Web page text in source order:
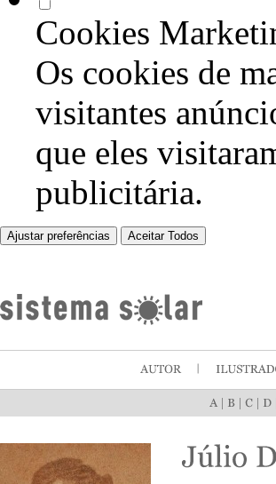
Cookies
Os cookies de
visitantes
que eles
publicitária.
Ajustar preferências Aceitar Todos